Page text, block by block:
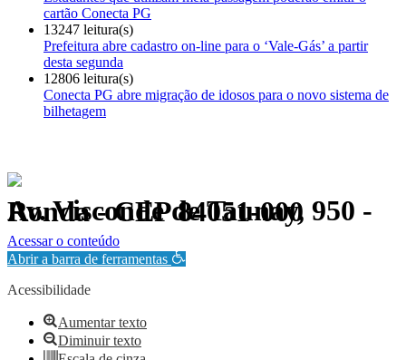
cartão Conecta PG
13247 leitura(s)
Prefeitura abre cadastro on-line para o ‘Vale-Gás’ a partir
desta segunda
12806 leitura(s)
Conecta PG abre migração de idosos para o novo sistema de
bilhetagem
Av. Visconde de Taunay, 950 - Ronda - CEP 84051-000
Política de Privacidade.
Acessar o conteúdo
Abrir a barra de ferramentas
Acessibilidade
Aumentar texto
Diminuir texto